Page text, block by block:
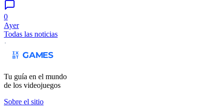
0
Ayer
Todas las noticias
Tu guía en el mundo
de los videojuegos
Sobre el sitio